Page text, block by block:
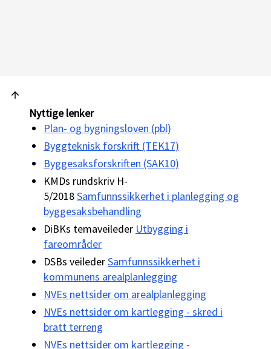
Nyttige lenker
Plan- og bygningsloven (pbl)
Byggteknisk forskrift (TEK17)
Byggesaksforskriften (SAK10)
KMDs rundskriv H-
5/2018Samfunnssikkerhet i planlegging og
byggesaksbehandling
DiBKs temaveileder Utbygging i
fareområder
DSBs veilederSamfunnssikkerhet i
kommunens arealplanlegging
NVEs nettsider om arealplanlegging
NVEs nettsider om kartlegging - skred i
bratt terreng
NVEs nettsider om kartlegging -